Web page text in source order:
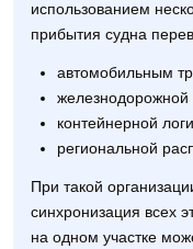
использованием
прибытия судна
автомобильным
железнодорожной
контейнерной
региональной
При такой
синхронизация всех
на одном участке